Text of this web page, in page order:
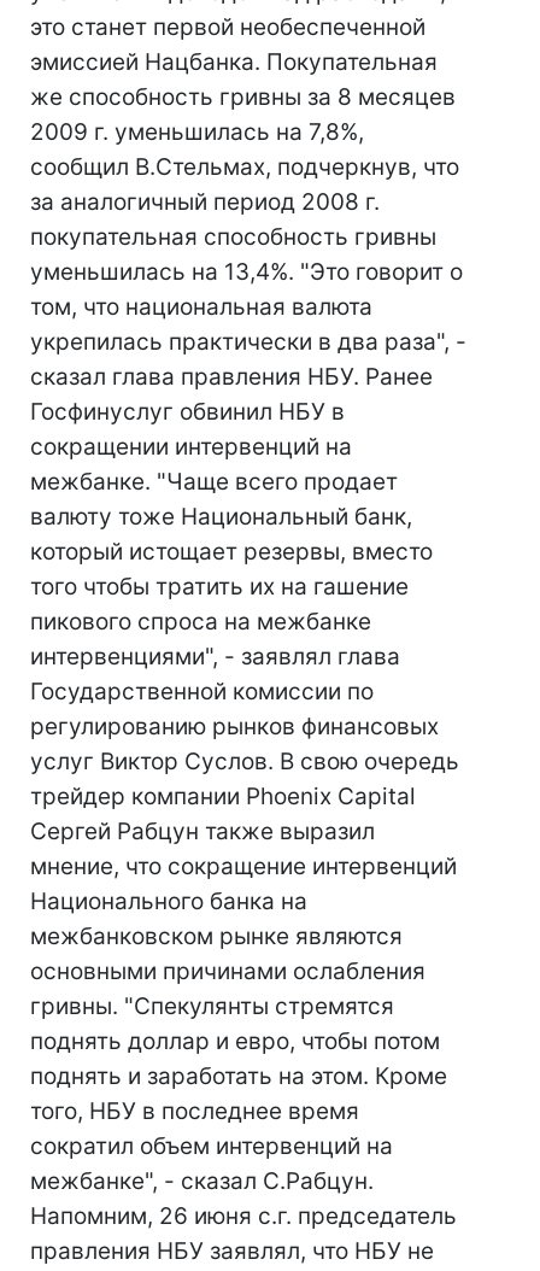
это станет первой необеспеченной
эмиссией Нацбанка. Покупательная
же способность гривны за 8 месяцев
2009 г. уменьшилась на 7,8%,
сообщил В.Стельмах, подчеркнув, что
за аналогичный период 2008 г.
покупательная способность гривны
уменьшилась на 13,4%. "Это говорит о
том, что национальная валюта
укрепилась практически в два раза", -
сказал глава правления НБУ. Ранее
Госфинуслуг обвинил НБУ в
сокращении интервенций на
межбанке. "Чаще всего продает
валюту тоже Национальный банк,
который истощает резервы, вместо
того чтобы тратить их на гашение
пикового спроса на межбанке
интервенциями", - заявлял глава
Государственной комиссии по
регулированию рынков финансовых
услуг Виктор Суслов. В свою очередь
трейдер компании Phoenix Capital
Сергей Рабцун также выразил
мнение, что сокращение интервенций
Национального банка на
межбанковском рынке являются
основными причинами ослабления
гривны. "Спекулянты стремятся
поднять доллар и евро, чтобы потом
поднять и заработать на этом. Кроме
того, НБУ в последнее время
сократил объем интервенций на
межбанке", - сказал С.Рабцун.
Напомним, 26 июня с.г. председатель
правления НБУ заявлял, что НБУ не